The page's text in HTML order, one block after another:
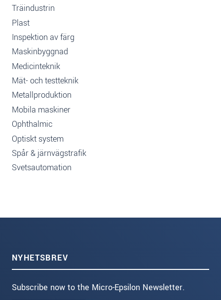
Träindustrin
Plast
Inspektion av färg
Maskinbyggnad
Medicinteknik
Mät- och testteknik
Metallproduktion
Mobila maskiner
Ophthalmic
Optiskt system
Spår & järnvägstrafik
Svetsautomation
NYHETSBREV
Subscribe now to the Micro-Epsilon Newsletter.